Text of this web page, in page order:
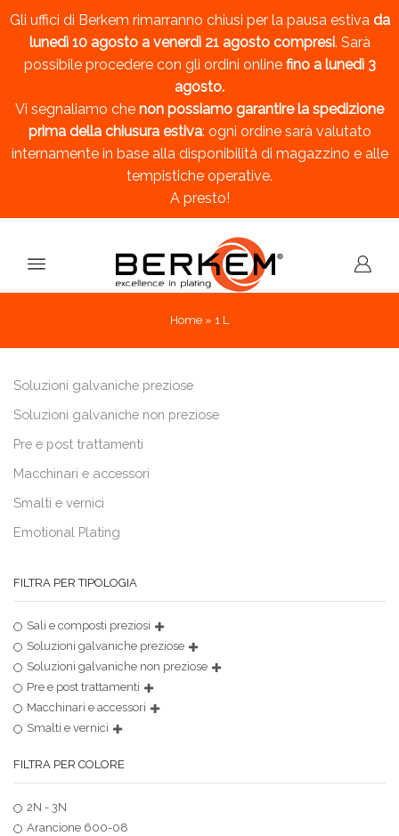
Gli uffici di Berkem rimarranno chiusi per la pausa estiva da
lunedì 10 agosto a venerdì 21 agosto compresi. Sarà
possibile procedere con gli ordini online fino a lunedì 3
agosto.
Vi segnaliamo che non possiamo garantire la spedizione
prima della chiusura estiva: ogni ordine sarà valutato
internamente in base alla disponibilità di magazzino e alle
tempistiche operative.
A presto!
Home » 1 L
Soluzioni galvaniche preziose
Soluzioni galvaniche non preziose
Pre e post trattamenti
Macchinari e accessori
Smalti e vernici
Emotional Plating
FILTRA PER TIPOLOGIA
Sali e composti preziosi
Soluzioni galvaniche preziose
Soluzioni galvaniche non preziose
Pre e post trattamenti
Macchinari e accessori
Smalti e vernici
FILTRA PER COLORE
2N - 3N
Arancione 600-08